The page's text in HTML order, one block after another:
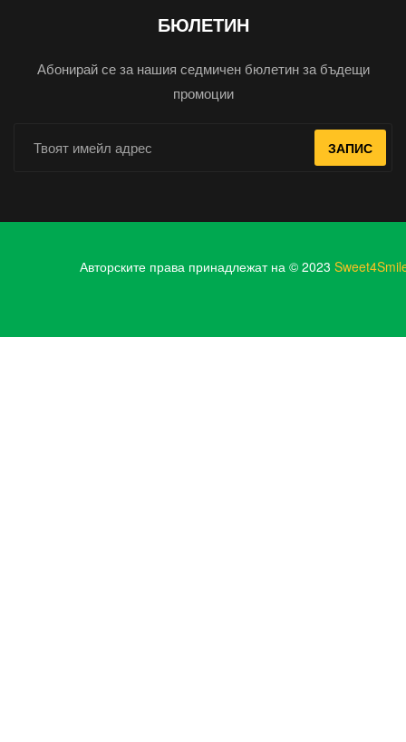
БЮЛЕТИН
Абонирай се за нашия седмичен бюлетин за бъдещи
промоции
ЗАПИС
Авторските права принадлежат на © 2023